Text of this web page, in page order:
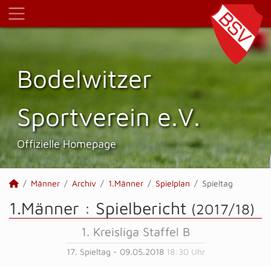
Bodelwitzer
Sportverein e.V.
Offizielle Homepage
Männer Archiv 1.Männer Spielplan Spieltag
1.Männer : Spielbericht (2017/18)
1. Kreisliga Staffel B
17. Spieltag - 09.05.2018 18:30 Uhr